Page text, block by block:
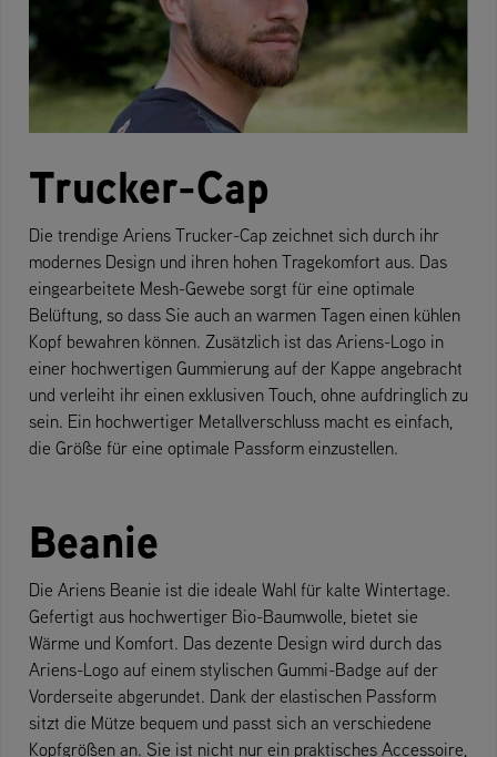
Trucker-Cap
Die trendige Ariens Trucker-Cap zeichnet sich durch ihr
modernes Design und ihren hohen Tragekomfort aus. Das
eingearbeitete Mesh-Gewebe sorgt für eine optimale
Belüftung, so dass Sie auch an warmen Tagen einen kühlen
Kopf bewahren können. Zusätzlich ist das Ariens-Logo in
einer hochwertigen Gummierung auf der Kappe angebracht
und verleiht ihr einen exklusiven Touch, ohne aufdringlich zu
sein. Ein hochwertiger Metallverschluss macht es einfach,
die Größe für eine optimale Passform einzustellen.
Beanie
Die Ariens Beanie ist die ideale Wahl für kalte Wintertage.
Gefertigt aus hochwertiger Bio-Baumwolle, bietet sie
Wärme und Komfort. Das dezente Design wird durch das
Ariens-Logo auf einem stylischen Gummi-Badge auf der
Vorderseite abgerundet. Dank der elastischen Passform
sitzt die Mütze bequem und passt sich an verschiedene
Kopfgrößen an. Sie ist nicht nur ein praktisches Accessoire,